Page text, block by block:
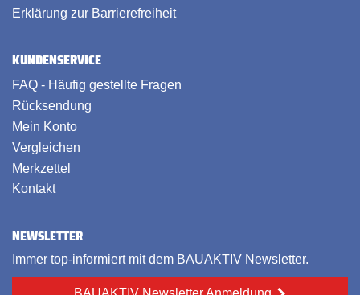
Erklärung zur Barrierefreiheit
KUNDENSERVICE
FAQ - Häufig gestellte Fragen
Rücksendung
Mein Konto
Vergleichen
Merkzettel
Kontakt
NEWSLETTER
Immer top-informiert mit dem BAUAKTIV Newsletter.